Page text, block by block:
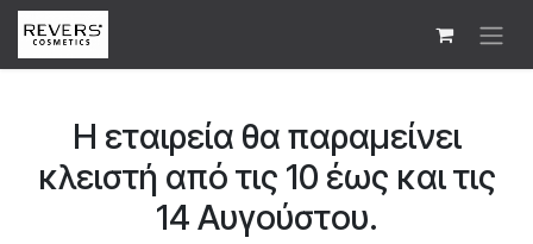
Skip to Content
Η εταιρεία θα παραμείνει
κλειστή από τις 10 έως και τις
14 Αυγούστου.